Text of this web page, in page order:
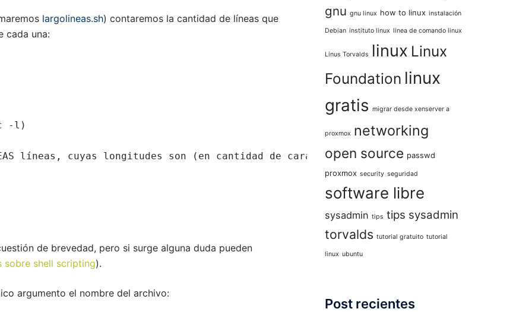
largolineas.sh) contaremos la cantidad de líneas que
cada una:
-l)
líneas, cuyas longitudes son (en cantidad de caracteres): "
de brevedad, pero si surge alguna duda pueden
sobre shell scripting).
argumento el nombre del archivo:
gnu gnu linux how to linux instalación
Debian instituto linux linea de comando linux
Linus Torvalds linux Linux
Foundation linux
gratis migrar desde xenserver a
proxmox networking
open source passwd
proxmox security seguridad
software libre
sysadmin tips tips sysadmin
torvalds tutorial gratuito tutorial
linux ubuntu
Post recientes